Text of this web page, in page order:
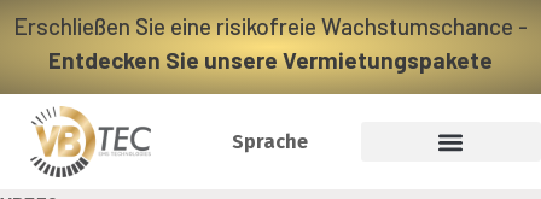
Erschließen Sie eine risikofreie Wachstumschance -
Entdecken Sie unsere Vermietungspakete
Sprache